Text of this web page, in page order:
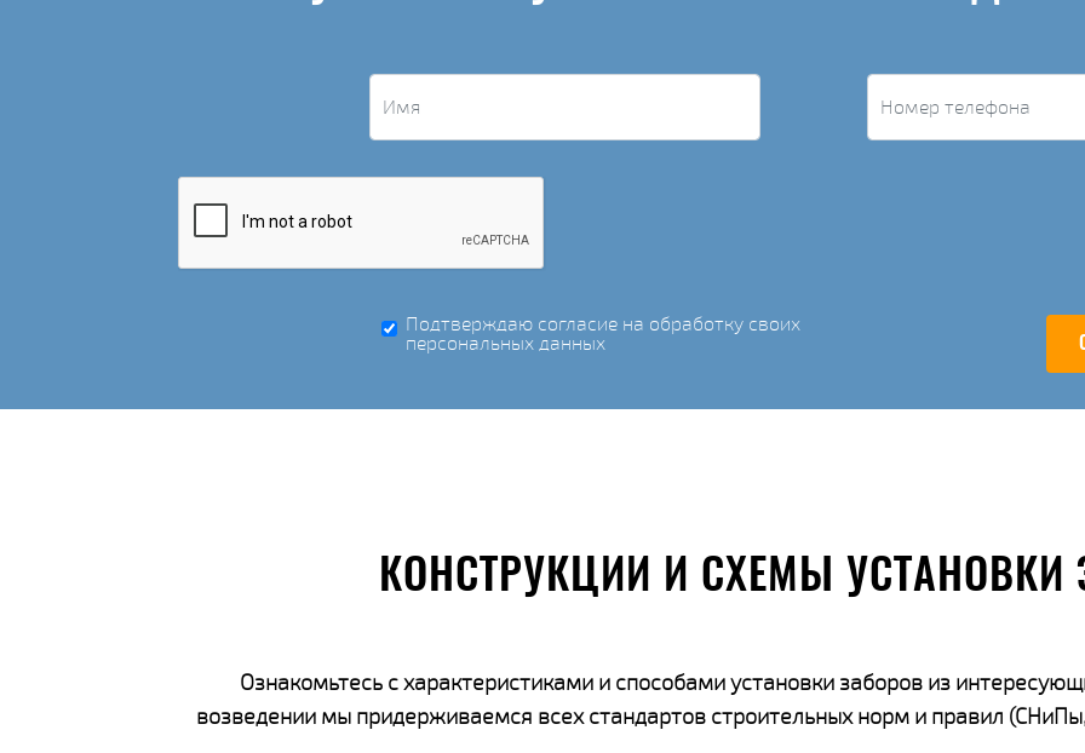
Подтверждаю согласие на обработку своих
персональных данных
КОНСТРУКЦИИ И СХЕМЫ УСТАНОВКИ
Ознакомьтесь с характеристиками и способами установки заборов из
возведении мы придерживаемся всех стандартов строительных норм и правил